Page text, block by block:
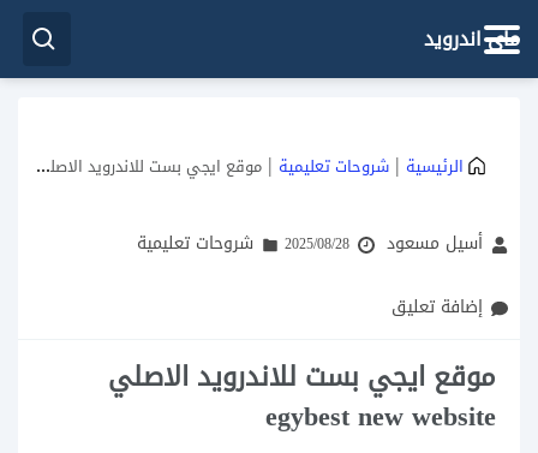
ماي اندرويد
الرئيسية | شروحات تعليمية | موقع ايجي بست للاندرويد الاصلي egybest new website
أسيل مسعود 2025/08/28
شروحات تعليمية
إضافة تعليق
موقع ايجي بست للاندرويد الاصلي
egybest new website